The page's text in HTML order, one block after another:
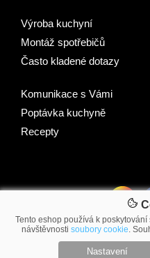
Tento eshop používá k
návštěvnosti soubory cookie.
Nastavení
Výroba kuchyní
Montáž spotřebičů
Často kladené dotazy
Komunikace s Vámi
Poptávka kuchyně
Recepty
© 2007-2026